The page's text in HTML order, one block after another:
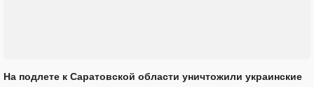
На подлете к Саратовской области уничтожили украинские